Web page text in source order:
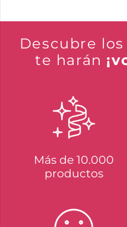
Descubre
te harán
Más de 10.000
productos